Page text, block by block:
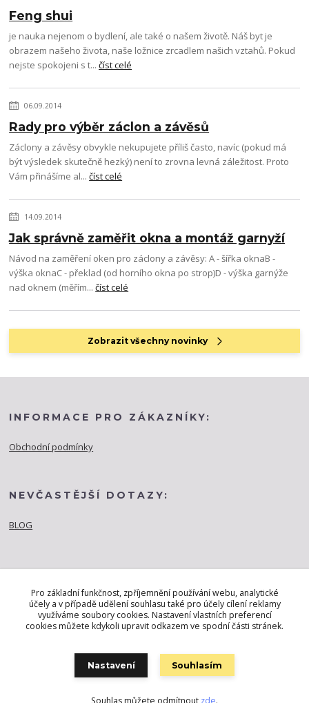
Feng shui
je nauka nejenom o bydlení, ale také o našem životě. Náš byt je
obrazem našeho života, naše ložnice zrcadlem našich vztahů. Pokud
nejste spokojeni s t...číst celé
06.09.2014
Rady pro výběr záclon a závěsů
Záclony a závěsy obvykle nekupujete příliš často, navíc (pokud má
být výsledek skutečně hezký) není to zrovna levná záležitost. Proto
Vám přinášíme al...číst celé
14.09.2014
Jak správně zaměřit okna a montáž garnyží
Návod na zaměření oken pro záclony a závěsy: A - šířka oknaB -
výška oknaC - překlad (od horního okna po strop)D - výška garnýže
nad oknem (měřím...číst celé
Zobrazit všechny novinky
INFORMACE PRO ZÁKAZNÍKY:
Obchodní podmínky
NEVČASTĚJŠÍ DOTAZY:
BLOG
Pro základní funkčnost, zpříjemnění používání webu, analytické
účely a v případě udělení souhlasu také pro účely cílení reklamy
využíváme soubory cookies. Nastavení vlastních preferencí
cookies můžete kdykoli upravit odkazem ve spodní části stránek.
Nastavení Souhlasím
Souhlas můžete odmítnout zde.